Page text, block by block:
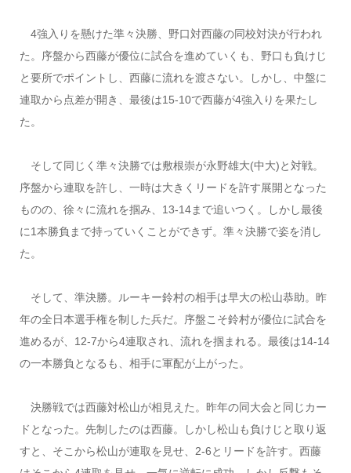
4強入りを懸けた準々決勝、野口対西藤の同校対決が行われ
た。序盤から西藤が優位に試合を進めていくも、野口も負けじ
と要所でポイントし、西藤に流れを渡さない。しかし、中盤に
連取から点差が開き、最後は15-10で西藤が4強入りを果たし
た。
そして同じく準々決勝では敷根崇が永野雄大(中大)と対戦。
序盤から連取を許し、一時は大きくリードを許す展開となった
ものの、徐々に流れを掴み、13-14まで追いつく。しかし最後
に1本勝負まで持っていくことができず。準々決勝で姿を消し
た。
そして、準決勝。ルーキー鈴村の相手は早大の松山恭助。昨
年の全日本選手権を制した兵だ。序盤こそ鈴村が優位に試合を
進めるが、12-7から4連取され、流れを掴まれる。最後は14-14
の一本勝負となるも、相手に軍配が上がった。
決勝戦では西藤対松山が相見えた。昨年の同大会と同じカー
ドとなった。先制したのは西藤。しかし松山も負けじと取り返
すと、そこから松山が連取を見せ、2-6とリードを許す。西藤